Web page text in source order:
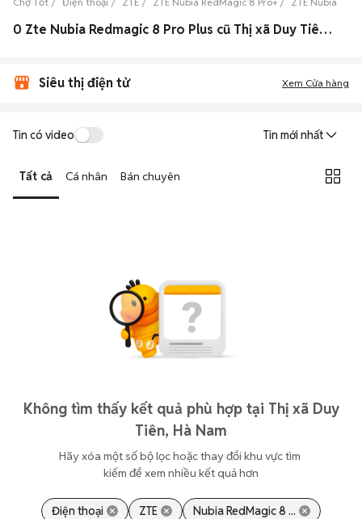
0 Zte Nubia Redmagic 8 Pro Plus cũ Thị xã Duy Tiên, Hà Nam đẹp
Siêu thị điện tử Xem Cửa hàng
Tin có video Tin mới nhất
Tất cả Cá nhân Bán chuyên
Không tìm thấy kết quả phù hợp tại Thị xã Duy
Tiên, Hà Nam
Hãy xóa một số bộ lọc hoặc thay đổi khu vực tìm
kiếm để xem nhiều kết quả hơn
Điện thoại ZTE Nubia RedMagic 8 ...